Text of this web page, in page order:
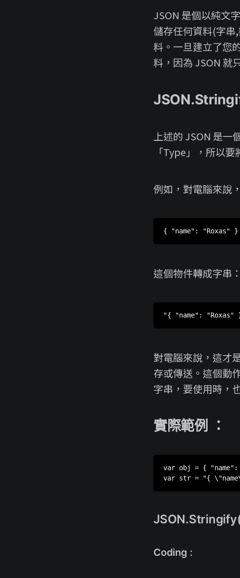
JSON 是個以純文
儲存任何資料(字串
料。一旦建立了您
料，因為 JSON 就
上述的 JSON 是
「Type」，所以
例如，對電腦來說
這個物件轉成字串：
對電腦來說，這才
存或傳送。這個動
字串，要使用時，
實際範例 ：
var obj = {
Coding :